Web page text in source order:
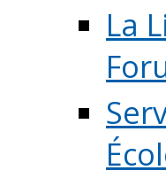
La